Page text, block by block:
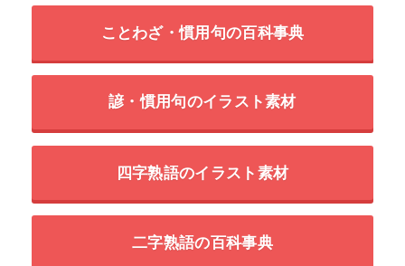
ことわざ・慣用句の百科事典
諺・慣用句のイラスト素材
四字熟語のイラスト素材
二字熟語の百科事典